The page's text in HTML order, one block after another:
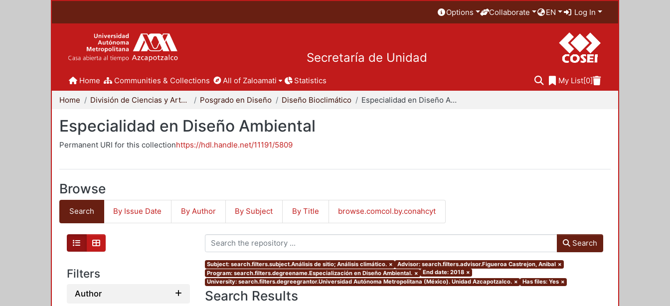
Options Collaborate EN Log In
Secretaría de Unidad
Home Communities & Collections All of Zaloamati Statistics My List[0]
Home División de Ciencias y Artes para el Diseño Posgrado en Diseño Diseño Bioclimático Especialidad en Diseño Ambiental
Especialidad en Diseño Ambiental
Permanent URI for this collectionhttps://hdl.handle.net/11191/5809
Browse
Search By Issue Date By Author By Subject By Title browse.comcol.by.conahcyt
Filters
Author
Search
Subject: search.filters.subject.Análisis de sitio; Análisis climático. × Advisor: search.filters.advisor.Figueroa Castrejon, Anibal ×
Program: search.filters.degreename.Especialización en Diseño Ambiental. × End date: 2018 ×
University: search.filters.degreegrantor.Universidad Autónoma Metropolitana (México). Unidad Azcapotzalco. × Has files: Yes ×
Search Results